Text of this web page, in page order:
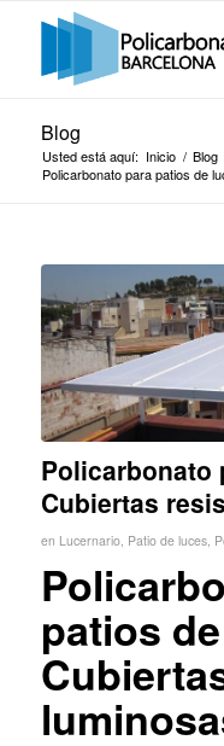
Blog
Usted está aquí: Inicio / Blog
Policarbonato para patios de
Policarbonato
Cubiertas
en Lucernario, Patio de luces,
patios